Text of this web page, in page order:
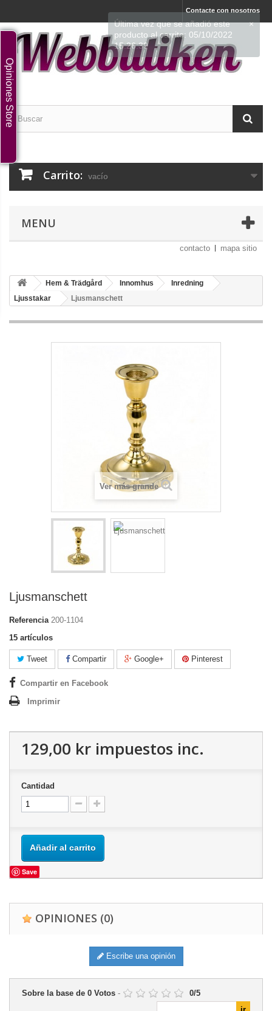
Contacte con nosotros
Carrito: vacío
MENU
contacto mapa sitio
Hem & Trädgård Innomhus
Inredning
Ljusstakar
Ljusmanschett
Ver más grande
Ljusmanschett
Referencia 200-1104
15 artículos
Tweet Compartir Google+ Pinterest
Compartir en Facebook
Imprimir
129,00 kr impuestos inc.
Cantidad
Añadir al carrito
Save
OPINIONES (0)
Escribe una opinión
Sobre la base de 0 Votos - 0/5
Opiniones Store